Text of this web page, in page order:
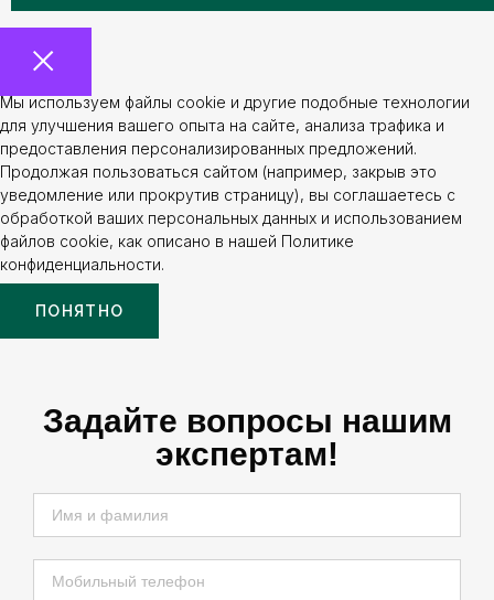
Мы используем файлы cookie и другие подобные технологии
для улучшения вашего опыта на сайте, анализа трафика и
предоставления персонализированных предложений.
Продолжая пользоваться сайтом (например, закрыв это
уведомление или прокрутив страницу), вы соглашаетесь с
обработкой ваших персональных данных и использованием
файлов cookie, как описано в нашей Политике
конфиденциальности.
ПОНЯТНО
Задайте вопросы нашим
экспертам!